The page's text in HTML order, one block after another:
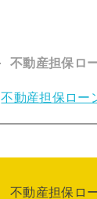
不動産担保ロ
不動産担保ロー
不動産担保ロ